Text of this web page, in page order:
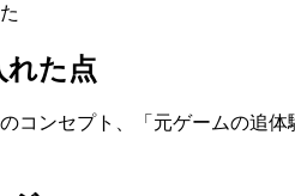
れた点
コンセプト、「元ゲームの追